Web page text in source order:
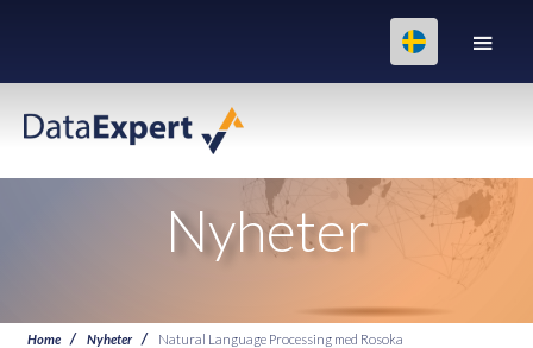
Nyheter
Home Nyheter Natural Language Processing med Rosoka